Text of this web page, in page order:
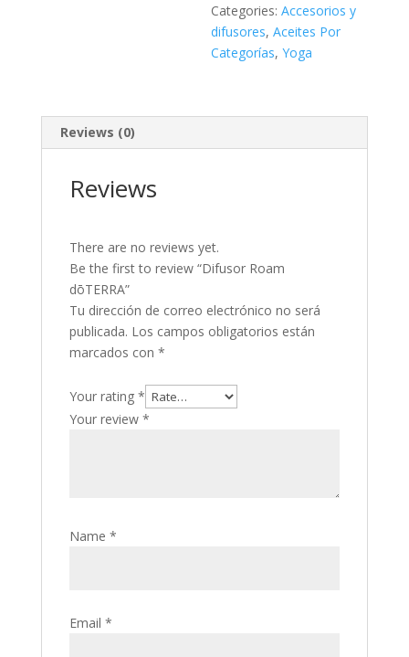
Categories:Accesorios y
difusores,Aceites Por
Categorías,Yoga
Reviews (0)
Reviews
There are no reviews yet.
Be the first to review “Difusor Roam
dōTERRA”
Tu dirección de correo electrónico no será
publicada. Los campos obligatorios están
marcados con *
Your rating *
Your review *
Name *
Email *